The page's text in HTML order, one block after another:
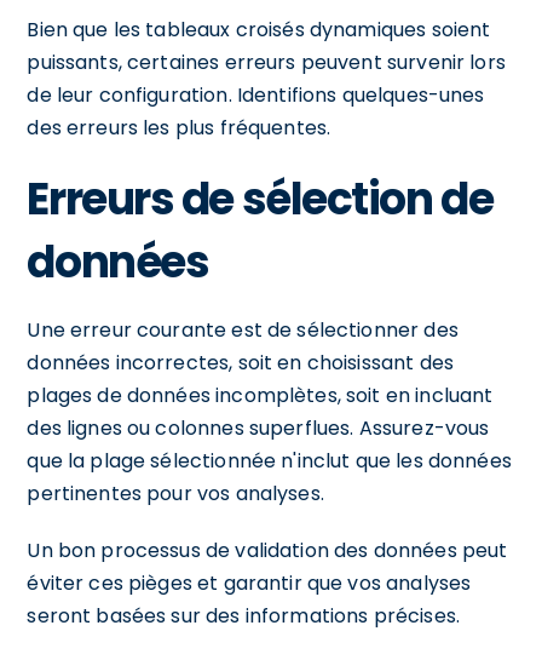
Bien que les tableaux croisés dynamiques soient
puissants, certaines erreurs peuvent survenir lors
de leur configuration. Identifions quelques-unes
des erreurs les plus fréquentes.
Erreurs de sélection de
données
Une erreur courante est de sélectionner des
données incorrectes, soit en choisissant des
plages de données incomplètes, soit en incluant
des lignes ou colonnes superflues. Assurez-vous
que la plage sélectionnée n'inclut que les données
pertinentes pour vos analyses.
Un bon processus de validation des données peut
éviter ces pièges et garantir que vos analyses
seront basées sur des informations précises.